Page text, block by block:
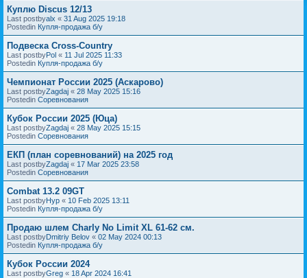
Куплю Discus 12/13
Last postbyalx « 31 Aug 2025 19:18
Postedin Купля-продажа б/у
Подвеска Cross-Country
Last postbyPol « 11 Jul 2025 11:33
Postedin Купля-продажа б/у
Чемпионат России 2025 (Аскарово)
Last postbyZagdaj « 28 May 2025 15:16
Postedin Соревнования
Кубок России 2025 (Юца)
Last postbyZagdaj « 28 May 2025 15:15
Postedin Соревнования
ЕКП (план соревнований) на 2025 год
Last postbyZagdaj « 17 Mar 2025 23:58
Postedin Соревнования
Combat 13.2 09GT
Last postbyНур « 10 Feb 2025 13:11
Postedin Купля-продажа б/у
Продаю шлем Charly No Limit XL 61-62 см.
Last postbyDmitriy Belov « 02 May 2024 00:13
Postedin Купля-продажа б/у
Кубок России 2024
Last postbyGreg « 18 Apr 2024 16:41